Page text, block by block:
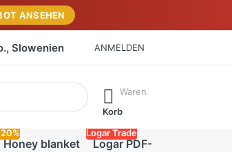
ANSEHEN
Slowenien ANMELDEN
Drücken Sie die Eingabetaste, um alle
Waren
Korb
Honey blanket Logar PDF-Katalog
Logar Trade